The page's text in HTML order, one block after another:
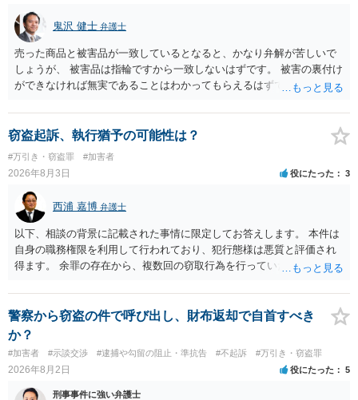
鬼沢 健士 弁護士
売った商品と被害品が一致しているとなると、かなり弁解が苦しいで
しょうが、 被害品は指輪ですから一致しないはずです。 被害の裏付け
ができなければ無実であることはわかってもらえるはずです。
窃盗起訴、執行猶予の可能性は？
#万引き・窃盗罪 #加害者
2026年8月3日 役にたった 3
西浦 嘉博 弁護士
以下、相談の背景に記載された事情に限定してお答えします。 本件は
自身の職務権限を利用して行われており、犯行態様は悪質と評価され
得ます。 余罪の存在から、複数回の窃取行為を行っていたことも悪質
ると思われます。 他方、余罪を含めた全額を弁済していることは、被
害者の経済的損害の回復として有利に斟酌されます。 また、前科前歴
を有しないことも、規範意識が鈍磨しきっているとまでは言えず、有
利な点です。 その他、家族の監督等の情状証拠を適切に提出すること
で、私見ですが、執行猶予判決を視野に入れることが可能な事案と思
われます。 上記、一つの意見として参考ください。
警察から窃盗の件で呼び出し、財布返却で自首すべき
か？
#加害者 #示談交渉 #逮捕や勾留の阻止・準抗告 #不起訴 #万引き・窃盗罪
2026年8月2日 役にたった 5
刑事事件に強い弁護士